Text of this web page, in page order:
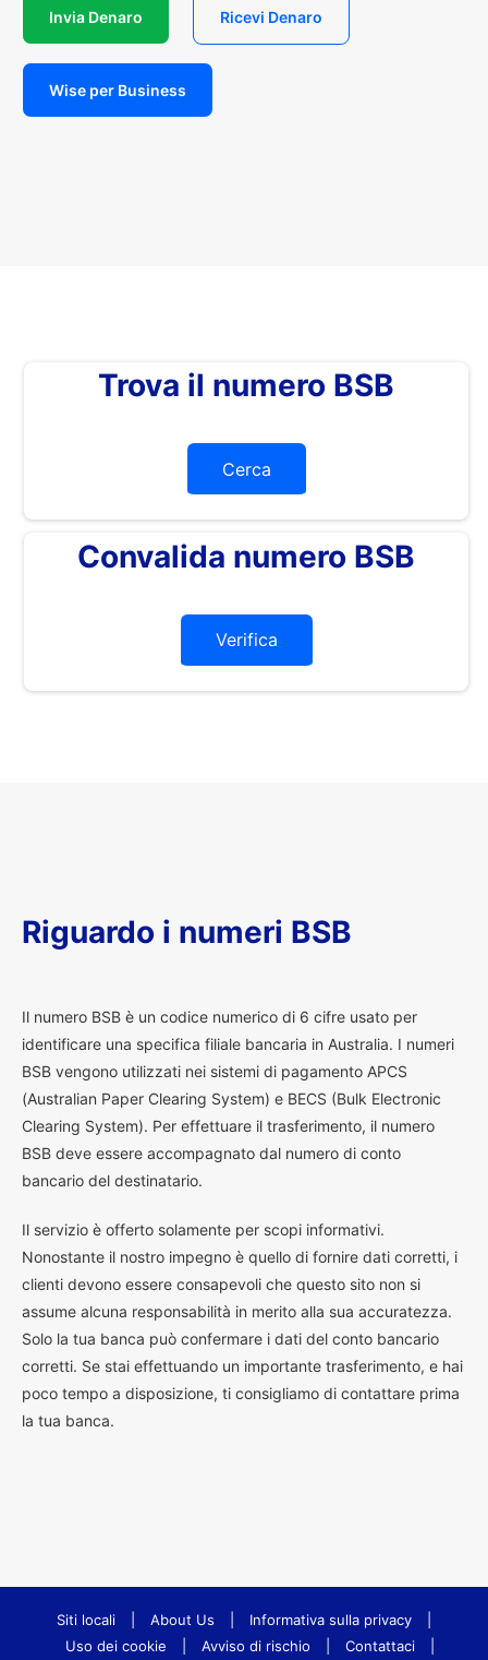
Invia Denaro Ricevi Denaro
Wise per Business
Trova il numero BSB
Cerca
Convalida numero BSB
Verifica
Riguardo i numeri BSB
Il numero BSB è un codice numerico di 6 cifre usato per
identificare una specifica filiale bancaria in Australia. I numeri
BSB vengono utilizzati nei sistemi di pagamento APCS
(Australian Paper Clearing System) e BECS (Bulk Electronic
Clearing System). Per effettuare il trasferimento, il numero
BSB deve essere accompagnato dal numero di conto
bancario del destinatario.
Il servizio è offerto solamente per scopi informativi.
Nonostante il nostro impegno è quello di fornire dati corretti, i
clienti devono essere consapevoli che questo sito non si
assume alcuna responsabilità in merito alla sua accuratezza.
Solo la tua banca può confermare i dati del conto bancario
corretti. Se stai effettuando un importante trasferimento, e hai
poco tempo a disposizione, ti consigliamo di contattare prima
la tua banca.
Siti locali About Us Informativa sulla privacy
Uso dei cookie
Avviso di rischio Contattaci